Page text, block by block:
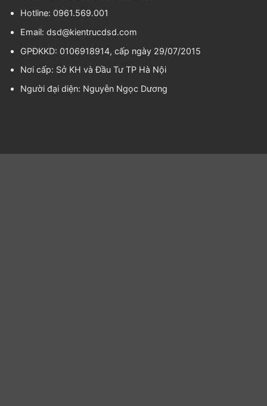
Hotline: 0961.569.001
Email: dsd@kientrucdsd.com
GPĐKKD: 0106918914, cấp ngày 29/07/2015
Nơi cấp: Sở KH và Đầu Tư TP Hà Nội
Người đại diện: Nguyễn Ngọc Dương